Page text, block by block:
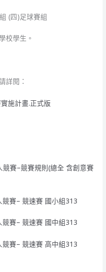
(四)足球賽組
校學生。
詳閱：
施計畫.正式版
賽–競賽規則(總全 含創意賽
賽– 競速賽 國小組313
賽– 競速賽 國中組313
賽– 競速賽 高中組313